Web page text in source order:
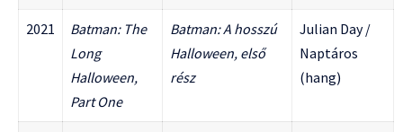
2021
Batman: The
Long
Halloween,
Part One
Batman: A hosszú
Halloween, első
rész
Julian Day /
Naptáros
(hang)